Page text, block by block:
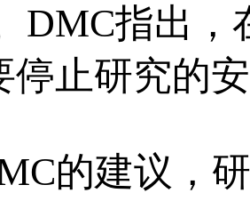
。DMC指出
停止研究的
的建议，